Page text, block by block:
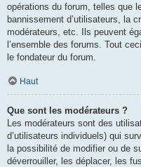
opérations du forum, telles que
bannissement d’utilisateurs, la
modérateurs, etc. Ils peuvent
l’ensemble des forums. Tout
le fondateur du forum.
Haut
Que sont les modérateurs ?
Les modérateurs sont des
d’utilisateurs individuels) qui
la possibilité de modifier ou de
déverrouiller, les déplacer, les